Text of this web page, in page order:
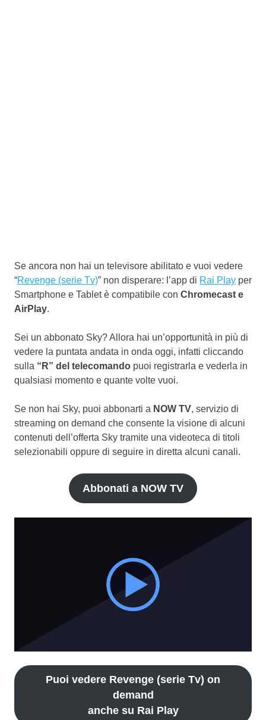
Se ancora non hai un televisore abilitato e vuoi vedere
“Revenge (serie Tv)” non disperare: l’app di Rai Play per
Smartphone e Tablet è compatibile con Chromecast e
AirPlay.
Sei un abbonato Sky? Allora hai un’opportunità in più di
vedere la puntata andata in onda oggi, infatti cliccando
sulla “R” del telecomando puoi registrarla e vederla in
qualsiasi momento e quante volte vuoi.
Se non hai Sky, puoi abbonarti a NOW TV, servizio di
streaming on demand che consente la visione di alcuni
contenuti dell’offerta Sky tramite una videoteca di titoli
selezionabili oppure di seguire in diretta alcuni canali.
Abbonati a NOW TV
Puoi vedere Revenge (serie Tv) on
demand
anche su Rai Play